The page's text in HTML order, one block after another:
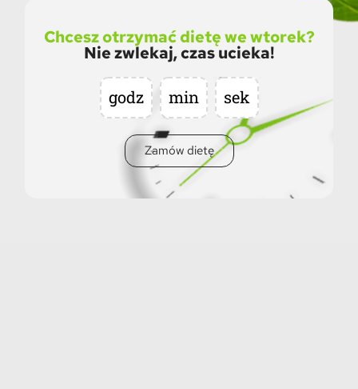
Chcesz otrzymać dietę we wtorek?
Nie zwlekaj, czas ucieka!
godz min sek
Zamów dietę